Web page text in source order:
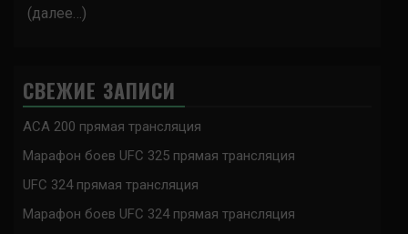
(далее…)
СВЕЖИЕ ЗАПИСИ
ACA 200 прямая трансляция
Марафон боев UFC 325 прямая трансляция
UFC 324 прямая трансляция
Марафон боев UFC 324 прямая трансляция